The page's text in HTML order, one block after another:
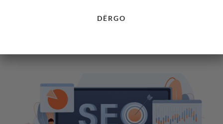
kesh një dyqan në një rrugë të shkretë Zgjidhja Një
DËRGO